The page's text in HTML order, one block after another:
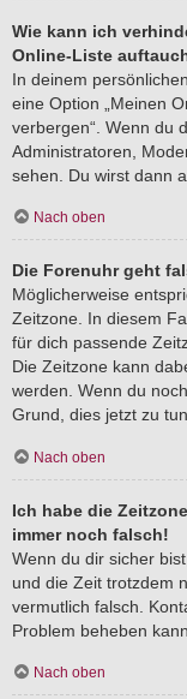
Wie kann ich
Online-Liste
In deinem
eine Option „Meinen
verbergen“. Wenn du
Administratoren,
sehen. Du wirst dann
Nach oben
Die Forenuhr geht
Möglicherweise
Zeitzone. In diesem
für dich passende
Die Zeitzone kann
werden. Wenn du
Grund, dies jetzt zu
Nach oben
Ich habe die
immer noch falsch!
Wenn du dir sicher
und die Zeit trotzdem
vermutlich falsch.
Problem beheben kann.
Nach oben